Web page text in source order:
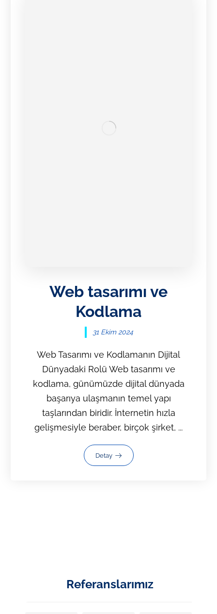
Web tasarımı ve
Kodlama
31 Ekim 2024
Web Tasarımı ve Kodlamanın Dijital
Dünyadaki Rolü Web tasarımı ve
kodlama, günümüzde dijital dünyada
başarıya ulaşmanın temel yapı
taşlarından biridir. İnternetin hızla
gelişmesiyle beraber, birçok şirket, ...
Detay
Referanslarımız